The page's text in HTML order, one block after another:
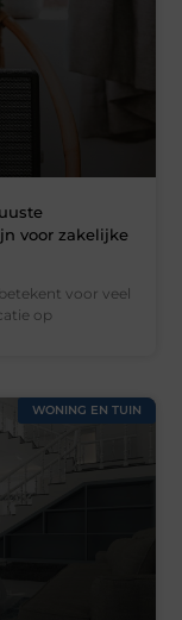
voor zakelijke
voor veel
op
WONING EN TUIN